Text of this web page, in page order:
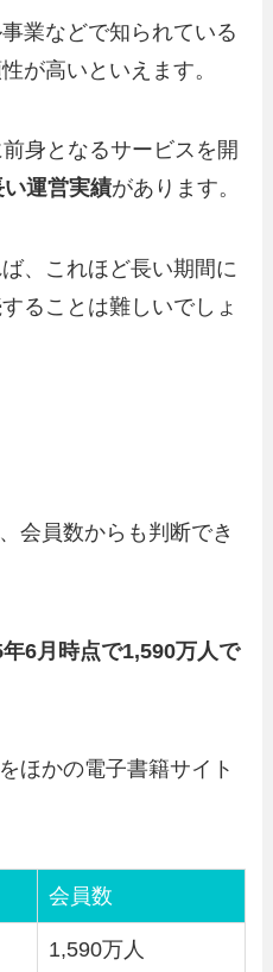
業などで知られている
が高いといえます。
身となるサービスを開
運営実績があります。
、これほど長い期間に
ることは難しいでしょ
会員数からも判断でき
6月時点で1,590万人で
ほかの電子書籍サイト
会員数
1,590万人